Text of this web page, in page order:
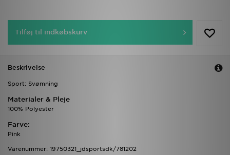
Tilføj til indkøbskurv
Beskrivelse
Sport: Svømning
Materialer & Pleje
100% Polyester
Farve:
Pink
Varenummer: 19750321_jdsportsdk/781202